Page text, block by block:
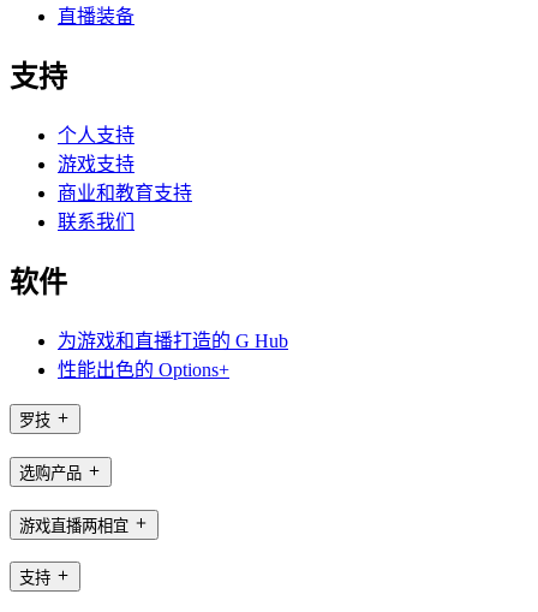
直播装备
支持
个人支持
游戏支持
商业和教育支持
联系我们
软件
为游戏和直播打造的 G Hub
性能出色的 Options+
罗技
选购产品
游戏直播两相宜
支持